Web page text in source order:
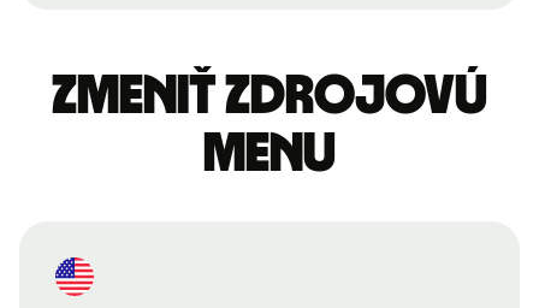
Zmeniť zdrojovú
menu